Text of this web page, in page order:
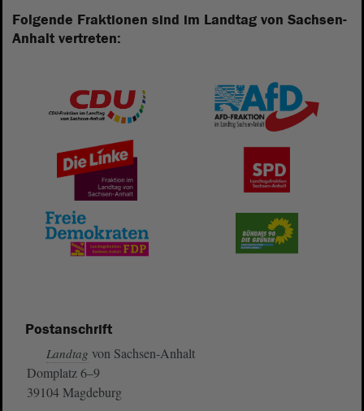
Folgende Fraktionen sind im Landtag von Sachsen-
Anhalt vertreten:
Postanschrift
Landtag von Sachsen-Anhalt
Domplatz 6–9
39104 Magdeburg